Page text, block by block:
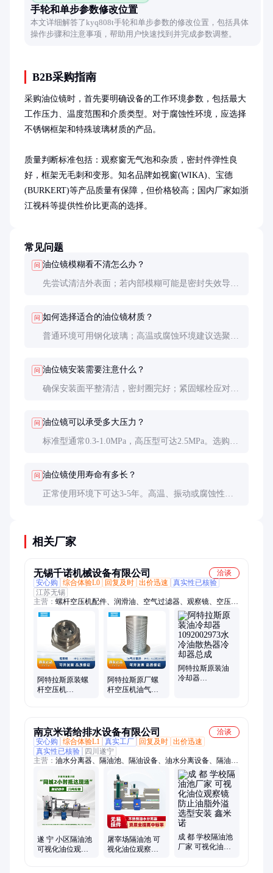
手轮和单步参数修改位置
本文详细解答了kyq808t手轮和单步参数的修改位置，包括具体
操作步骤和注意事项，帮助用户快速找到并完成参数调整。
B2B采购指南
采购油位镜时，首先要明确设备的工作环境参数，包括最大
工作压力、温度范围和介质类型。对于腐蚀性环境，应选择
不锈钢框架和特殊玻璃材质的产品。
质量判断标准包括：观察窗无气泡和杂质，密封件弹性良
好，框架无毛刺和变形。知名品牌如视窗(WIKA)、宝德
(BURKERT)等产品质量有保障，但价格较高；国内厂家如浙
江视科等提供性价比更高的选择。
常见问题
问 油位镜模糊看不清怎么办？
先尝试清洁外表面；若内部模糊可能是密封失效导致
问 如何选择适合的油位镜材质？
普通环境可用钢化玻璃；高温或腐蚀环境建议选聚碳
问 油位镜安装需要注意什么？
确保安装面平整清洁，密封圈完好；紧固螺栓应对角
问 油位镜可以承受多大压力？
标准型通常0.3-1.0MPa，高压型可达2.5MPa。选购时
问 油位镜使用寿命有多长？
正常使用环境下可达3-5年。高温、振动或腐蚀性环
相关厂家
无锡千诺机械设备有限公司
洽谈
安心购
综合体验L0 回复及时 出价迅速
真实性已核验
江苏无锡
主营： 螺杆空压机配件、润滑油、空气过滤器、观察镜、空压机
专用机油、油气分离器、断油阀、电子排污阀、空压机
阿特拉斯原装螺
杆空压机
阿特拉斯原厂螺
杆空压机油气分
阿特拉斯原装油
冷却器
南京米诺给排水设备有限公司
洽谈
安心购
综合体验L1 真实工厂 回复及时 出价迅速
真实性已核验
四川遂宁
主营： 油水分离器、隔油池、隔油设备、油水分离设备、隔油提
升设备、隔油器、油脂分离器、油水分离装置、污水提升器、污
水提升设备、污水提升泵、一体化污水提升设备、一体化污水提
升装置
遂 宁 小区隔油池
可视化油位观察
屠宰场隔油池 可
视化油位观察镜
成 都 学校隔油池
厂家 可视化油位